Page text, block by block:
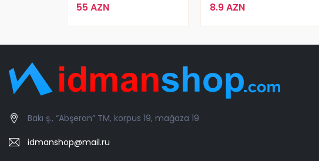
55 AZN 8.9 AZN
Bakı ş., “Abşeron” TM, korpus 19, mağaza 19
idmanshop@mail.ru